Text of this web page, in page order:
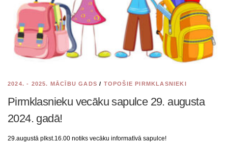
2024. - 2025. MĀCĪBU GADS / TOPOŠIE PIRMKLASNIEKI
Pirmklasnieku vecāku sapulce 29. augusta
2024. gadā!
29.augustā plkst.16.00 notiks vecāku informatīvā sapulce!